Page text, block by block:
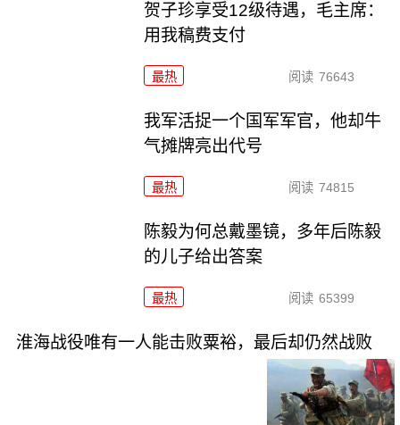
贺子珍享受12级待遇，毛主席：
用我稿费支付
最热 阅读 76643
我军活捉一个国军军官，他却牛
气摊牌亮出代号
最热 阅读 74815
陈毅为何总戴墨镜，多年后陈毅
的儿子给出答案
最热 阅读 65399
淮海战役唯有一人能击败粟裕，最后却仍然战败